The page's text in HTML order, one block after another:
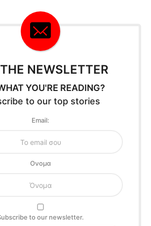
NEWSLETTER
YOU'RE READING?
to our top stories
Email:
Oνομα
to our newsletter.